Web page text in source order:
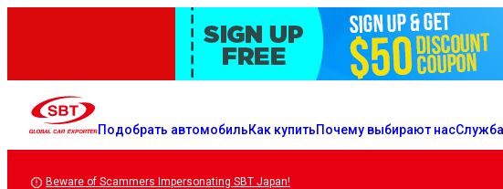
Подобрать автомобильКак купитьПочему выбирают нас
Beware of Scammers Impersonating SBT Japan!